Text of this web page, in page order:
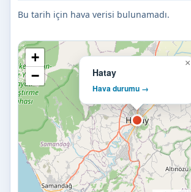
Bu tarih için hava verisi bulunamadı.
Hatay
Hava durumu →
×
+
−